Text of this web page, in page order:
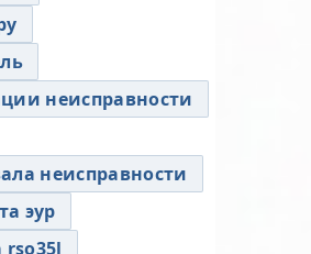
неисправности
неисправности
эур
rso35l